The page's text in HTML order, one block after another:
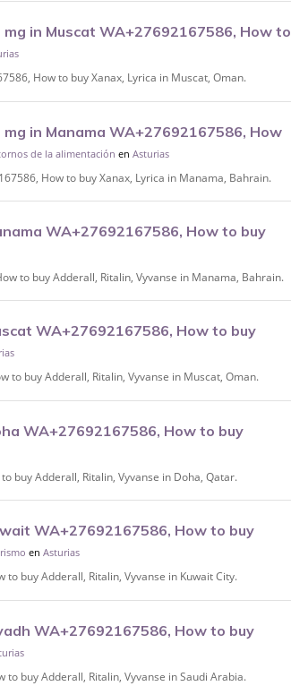
in Muscat WA+27692167586, How to
How to buy Xanax, Lyrica in Muscat, Oman.
in Manama WA+27692167586, How
Bahrain.
de la alimentación enAsturias
How to buy Xanax, Lyrica in Manama, Bahrain.
WA+27692167586, How to buy
Bahrain.
to buy Adderall, Ritalin, Vyvanse in Manama, Bahrain.
WA+27692167586, How to buy
Oman.
to buy Adderall, Ritalin, Vyvanse in Muscat, Oman.
WA+27692167586, How to buy
Qatar.
buy Adderall, Ritalin, Vyvanse in Doha, Qatar.
WA+27692167586, How to buy
City.
enAsturias
buy Adderall, Ritalin, Vyvanse in Kuwait City.
WA+27692167586, How to buy
Arabia.
to buy Adderall, Ritalin, Vyvanse in Saudi Arabia.